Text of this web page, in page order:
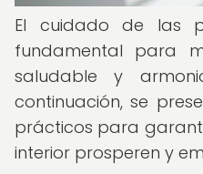
El cuidado de las
fundamental para
saludable y
continuación, se
prácticos para
interior prosperen y